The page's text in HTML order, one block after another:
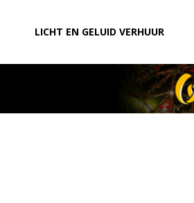
LICHT EN GELUID VERHUUR